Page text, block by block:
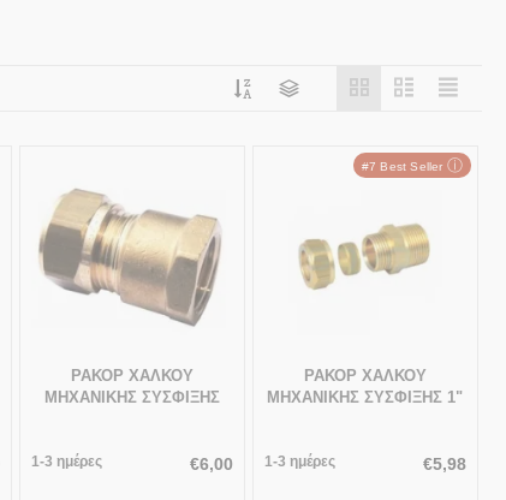
ΡΑΚΟΡ ΧΑΛΚΟΥ
ΜΗΧΑΝΙΚΗΣ ΣΥΣΦΙΞΗΣ
1-3 ημέρες €6,00
#7 Best Seller ⓘ
ΡΑΚΟΡ ΧΑΛΚΟΥ
ΜΗΧΑΝΙΚΗΣ ΣΥΣΦΙΞΗΣ 1"
1-3 ημέρες €5,98